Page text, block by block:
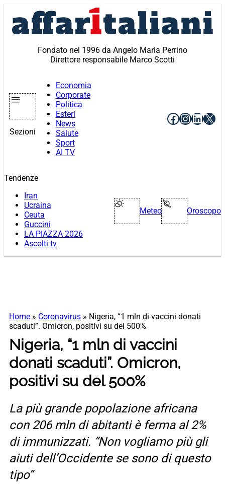
contenuto
Fondato nel 1996 da Angelo Maria Perrino
Direttore responsabile Marco Scotti
Sezioni
Economia
Corporate
Politica
Esteri
News
Salute
Sport
AI TV
Facebook
X
Tendenze
Iran
Ucraina
Ceuta
Guccini
LA PIAZZA 2026
Ascolti tv
Meteo Oroscopo
Home » Coronavirus » Nigeria, “1 mln di vaccini donati
scaduti”. Omicron, positivi su del 500%
Nigeria, “1 mln di vaccini
donati scaduti”. Omicron,
positivi su del 500%
La più grande popolazione africana
con 206 mln di abitanti è ferma al 2%
di immunizzati. “Non vogliamo più gli
aiuti dell’Occidente se sono di questo
tipo”